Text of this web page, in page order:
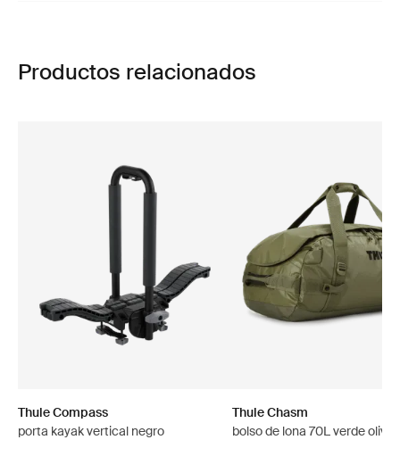
Productos relacionados
Thule Compass
porta kayak vertical negro
Thule Chasm
bolso de lona 70L verde